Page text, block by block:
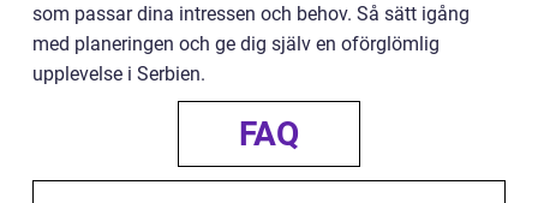
som passar dina intressen och behov. Så sätt igång
med planeringen och ge dig själv en oförglömlig
upplevelse i Serbien.
FAQ